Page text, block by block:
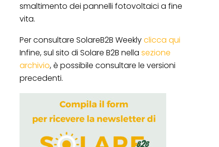
smaltimento dei pannelli fotovoltaici a fine
vita.
Per consultare SolareB2B Weeklyclicca qui
Infine, sul sito di Solare B2B nella sezione
archivio, è possibile consultare le versioni
precedenti.